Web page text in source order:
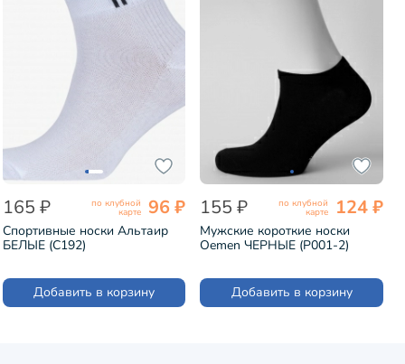
165 ₽ по клубной
карте 96 ₽
Спортивные носки Альтаир
БЕЛЫЕ (С192)
Добавить в корзину
155 ₽ по клубной
карте 124 ₽
Мужские короткие носки
Oemen ЧЕРНЫЕ (P001-2)
Добавить в корзину